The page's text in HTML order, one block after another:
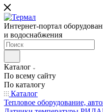
Интернет-портал
и водоснабжения
Каталог
По всему сайту
По каталогу
Каталог
Тепловое оборудование,